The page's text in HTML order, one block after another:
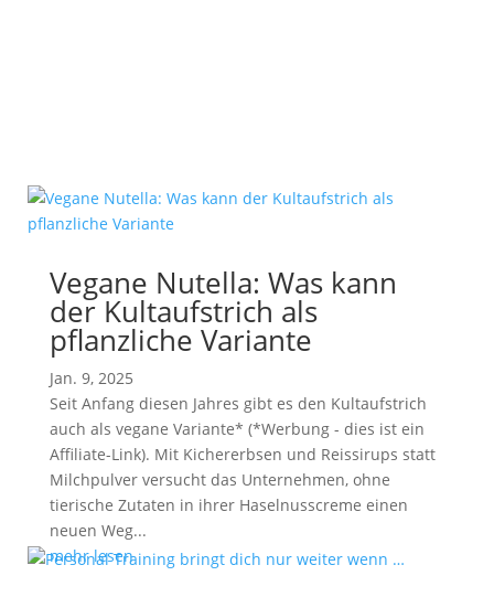
Vegane Nutella: Was kann
der Kultaufstrich als
pflanzliche Variante
Jan. 9, 2025
Seit Anfang diesen Jahres gibt es den Kultaufstrich
auch als vegane Variante* (*Werbung - dies ist ein
Affiliate-Link). Mit Kichererbsen und Reissirups statt
Milchpulver versucht das Unternehmen, ohne
tierische Zutaten in ihrer Haselnusscreme einen
neuen Weg...
mehr lesen